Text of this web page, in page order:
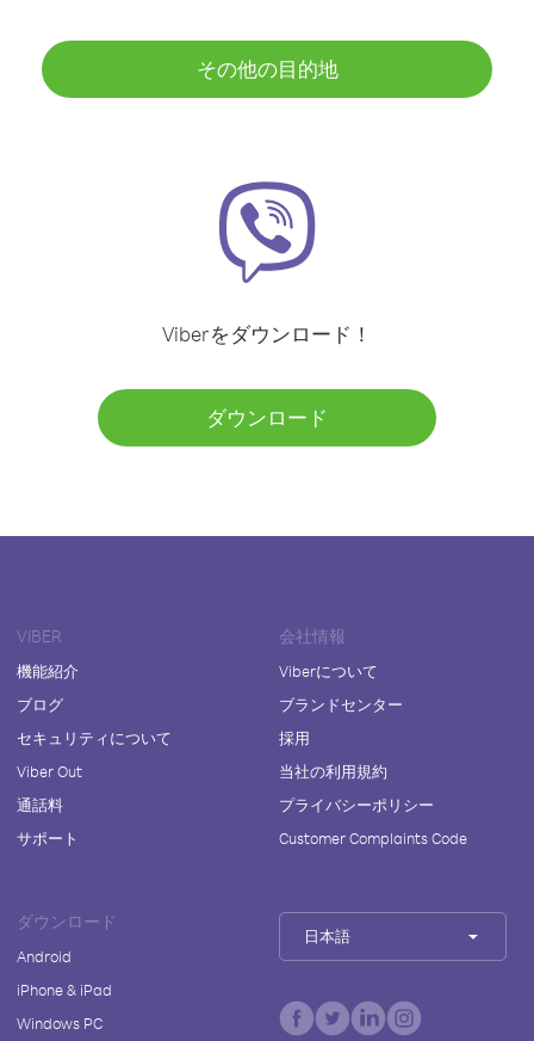
その他の目的地
Viberをダウンロード！
ダウンロード
VIBER
機能紹介
ブログ
セキュリティについて
Viber Out
通話料
サポート
会社情報
Viberについて
ブランドセンター
採用
当社の利用規約
プライバシーポリシー
Customer Complaints Code
ダウンロード
Android
iPhone & iPad
Windows PC
日本語